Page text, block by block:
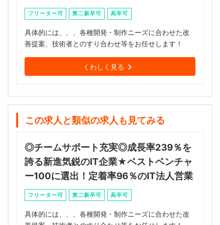
フリーター可 第二新卒可 高卒可
具体的には、、、各種開発・制作ニーズに合わせた改
善提案、技術者とのすり合わせ等をお任せします！
くわしく見る
この求人と類似の求人も見てみる
◎チームサポート充実◎成長率239％を
誇る新進気鋭のIT企業★ベストベンチャ
ー100に選出！定着率96％のIT法人営業
フリーター可 第二新卒可 高卒可
具体的には、、、各種開発・制作ニーズに合わせた改